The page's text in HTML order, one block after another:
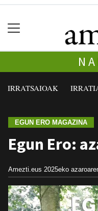
IRRATSAIOAK
EGUN ERO MAGAZINA
Egun Ero:
Amezti.eus 2025eko